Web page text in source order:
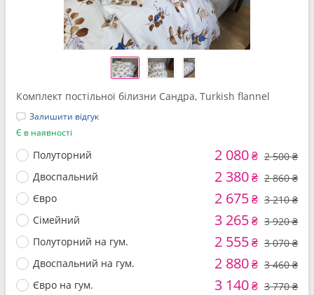
Комплект постільної білизни Сандра, Turkish flannel
Залишити відгук
Є в наявності
Полуторний 2 080₴ 2 500 ₴
Двоспальний
2 380₴ 2 860 ₴
Євро
2 675₴ 3 210 ₴
Сімейний
3 265₴ 3 920 ₴
Полуторний на гум.
2 555₴ 3 070 ₴
Двоспальний на гум.
2 880₴ 3 460 ₴
Євро на гум.
3 140₴ 3 770 ₴